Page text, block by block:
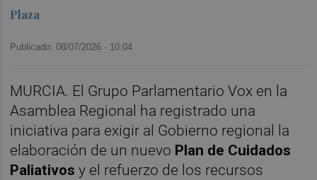
Plaza
Publicado: 08/07/2026 · 10:04
MURCIA. El Grupo Parlamentario Vox en la
Asamblea Regional ha registrado una
iniciativa para exigir al Gobierno regional la
elaboración de un nuevo Plan de Cuidados
Paliativos y el refuerzo de los recursos